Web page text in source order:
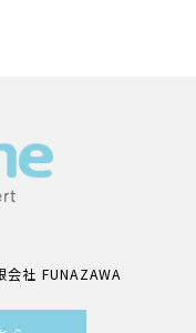
会社 FUNAZAWA